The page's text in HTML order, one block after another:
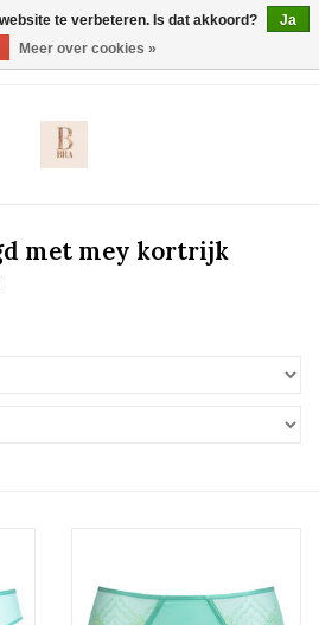
met mey kortrijk
te verbeteren. Is dat akkoord?
Ja
Meer over cookies »
met EU maten. .